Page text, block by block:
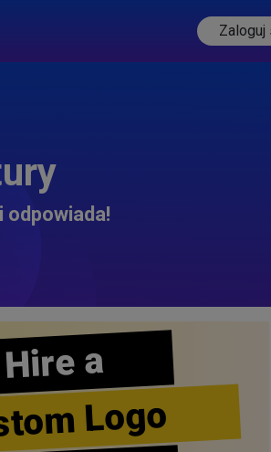
Zaloguj
odpowiada!
Hire a
Logo